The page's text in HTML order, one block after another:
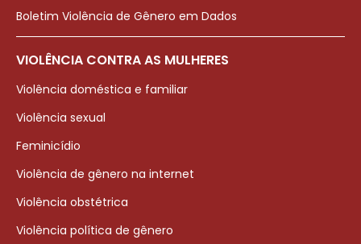
Boletim Violência de Gênero em Dados
VIOLÊNCIA CONTRA AS MULHERES
Violência doméstica e familiar
Violência sexual
Feminicídio
Violência de gênero na internet
Violência obstétrica
Violência política de gênero